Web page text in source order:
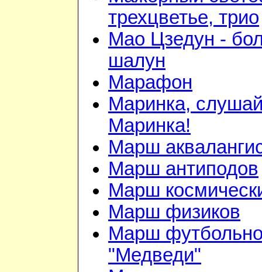
трехцветье, трио
Мао Цзедун -
шалун
Марафон
Маринка,
Маринка!
Марш
Марш антиподов
Марш
Марш физиков
Марш
"Медведи"